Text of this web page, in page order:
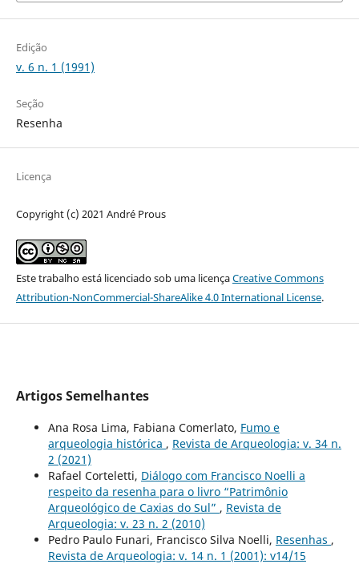
Edição
v. 6 n. 1 (1991)
Seção
Resenha
Licença
Copyright (c) 2021 André Prous
Este trabalho está licenciado sob uma licençaCreative Commons
Attribution-NonCommercial-ShareAlike 4.0 International License.
Artigos Semelhantes
Ana Rosa Lima, Fabiana Comerlato, Fumo e
arqueologia histórica , Revista de Arqueologia: v. 34 n.
2 (2021)
Rafael Corteletti, Diálogo com Francisco Noelli a
respeito da resenha para o livro “Patrimônio
Arqueológico de Caxias do Sul” , Revista de
Arqueologia: v. 23 n. 2 (2010)
Pedro Paulo Funari, Francisco Silva Noelli, Resenhas ,
Revista de Arqueologia: v. 14 n. 1 (2001): v14/15